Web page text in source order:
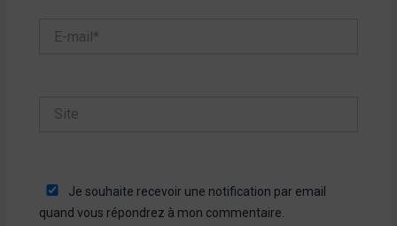
mail*
Je souhaite recevoir une notification par email
quand vous répondrez à mon commentaire.